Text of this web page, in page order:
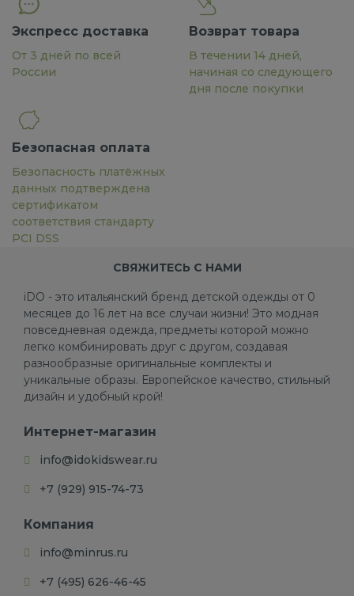
Экспресс доставка
От 3 дней по всей
России
Возврат товара
В течении 14 дней,
начиная со следующего
дня после покупки
Безопасная оплата
Безопасность платёжных
данных подтверждена
сертификатом
соответствия стандарту
PCI DSS
СВЯЖИТЕСЬ С НАМИ
iDO - это итальянский бренд детской одежды от 0
месяцев до 16 лет на все случаи жизни! Это модная
повседневная одежда, предметы которой можно
легко комбинировать друг с другом, создавая
разнообразные оригинальные комплекты и
уникальные образы. Европейское качество, стильный
дизайн и удобный крой!
Интернет-магазин
info@idokidswear.ru
+7 (929) 915-74-73
Компания
info@minrus.ru
+7 (495) 626-46-45